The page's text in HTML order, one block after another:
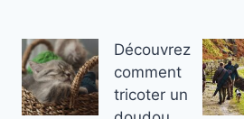
Découvrez
comment
tricoter un